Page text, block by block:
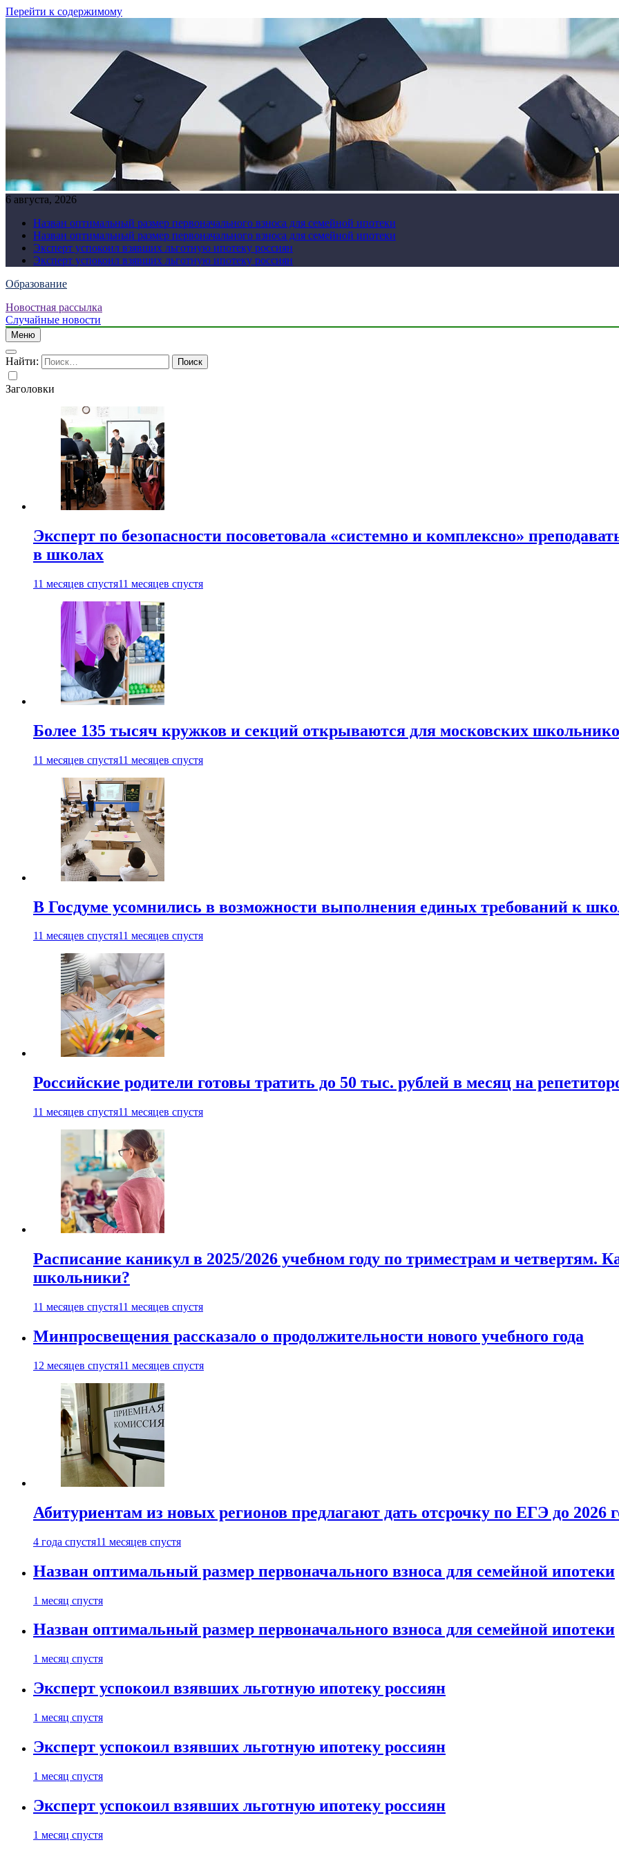
Перейти к содержимому
6 августа, 2026
Назван оптимальный размер первоначального взноса для семейной ипотеки
Назван оптимальный размер первоначального взноса для семейной ипотеки
Эксперт успокоил взявших льготную ипотеку россиян
Эксперт успокоил взявших льготную ипотеку россиян
Образование
Новостная рассылка
Случайные новости
Меню
Найти:
Заголовки
Эксперт по безопасности посоветовала «системно и комплексно»
в школах
11 месяцев спустя11 месяцев спустя
Более 135 тысяч кружков и секций открываются для московских
11 месяцев спустя11 месяцев спустя
В Госдуме усомнились в возможности выполнения единых требований к
11 месяцев спустя11 месяцев спустя
Российские родители готовы тратить до 50 тыс. рублей в месяц на
11 месяцев спустя11 месяцев спустя
Расписание каникул в 2025/2026 учебном году по триместрам и четвертям.
школьники?
11 месяцев спустя11 месяцев спустя
Минпросвещения рассказало о продолжительности нового учебного года
12 месяцев спустя11 месяцев спустя
Абитуриентам из новых регионов предлагают дать отсрочку по ЕГЭ до 2026
4 года спустя11 месяцев спустя
Назван оптимальный размер первоначального взноса для семейной ипотеки
1 месяц спустя
Назван оптимальный размер первоначального взноса для семейной ипотеки
1 месяц спустя
Эксперт успокоил взявших льготную ипотеку россиян
1 месяц спустя
Эксперт успокоил взявших льготную ипотеку россиян
1 месяц спустя
Эксперт успокоил взявших льготную ипотеку россиян
1 месяц спустя